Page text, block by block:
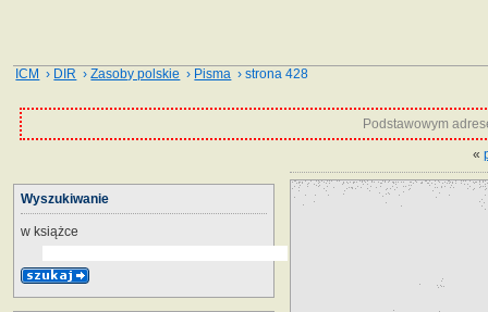
ICM › DIR ›Zasoby polskie › Pisma › strona 428
Podstawowym
«
Wyszukiwanie
w książce